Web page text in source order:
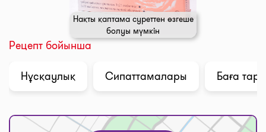
Нақты қаптама суреттен өзгеше
болуы мүмкін
Рецепт бойынша
Нұсқаулық
Сипаттамалары Баға